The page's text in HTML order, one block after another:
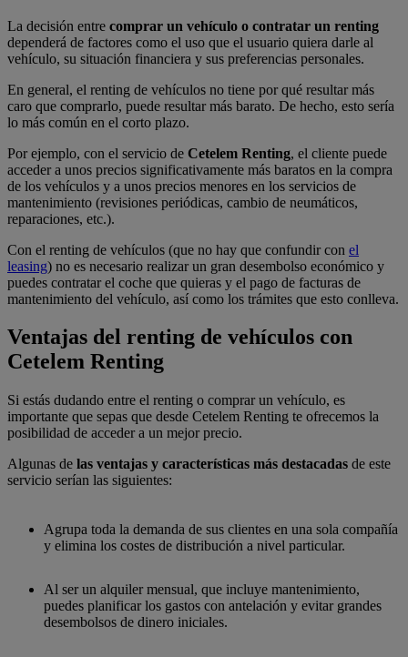
La decisión entre comprar un vehículo o contratar un renting
dependerá de factores como el uso que el usuario quiera darle al
vehículo, su situación financiera y sus preferencias personales.
En general, el renting de vehículos no tiene por qué resultar más
caro que comprarlo, puede resultar más barato. De hecho, esto sería
lo más común en el corto plazo.
Por ejemplo, con el servicio de Cetelem Renting, el cliente puede
acceder a unos precios significativamente más baratos en la compra
de los vehículos y a unos precios menores en los servicios de
mantenimiento (revisiones periódicas, cambio de neumáticos,
reparaciones, etc.).
Con el renting de vehículos (que no hay que confundir con el
leasing) no es necesario realizar un gran desembolso económico y
puedes contratar el coche que quieras y el pago de facturas de
mantenimiento del vehículo, así como los trámites que esto conlleva.
Ventajas del renting de vehículos con
Cetelem Renting
Si estás dudando entre el renting o comprar un vehículo, es
importante que sepas que desde Cetelem Renting te ofrecemos la
posibilidad de acceder a un mejor precio.
Algunas de las ventajas y características más destacadas de este
servicio serían las siguientes:
Agrupa toda la demanda de sus clientes en una sola compañía
y elimina los costes de distribución a nivel particular.
Al ser un alquiler mensual, que incluye mantenimiento,
puedes planificar los gastos con antelación y evitar grandes
desembolsos de dinero iniciales.